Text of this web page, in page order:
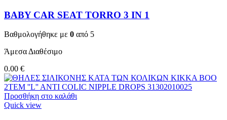
BABY CAR SEAT TORRO 3 ΙΝ 1
Βαθμολογήθηκε με 0 από 5
Άμεσα Διαθέσιμο
0.00 €
Προσθήκη στο καλάθι
Quick view